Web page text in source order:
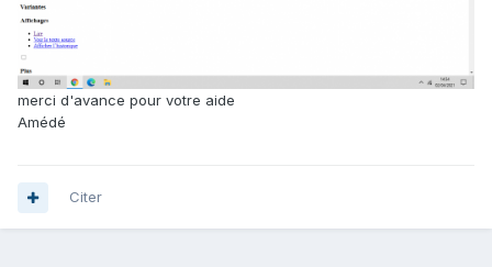
merci d'avance pour votre aide
Amédé
Citer